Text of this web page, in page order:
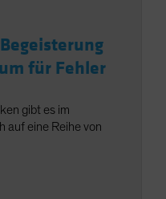
für Fehler
gibt es im
auf eine Reihe von